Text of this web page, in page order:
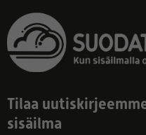
Tilaa
sisäilma